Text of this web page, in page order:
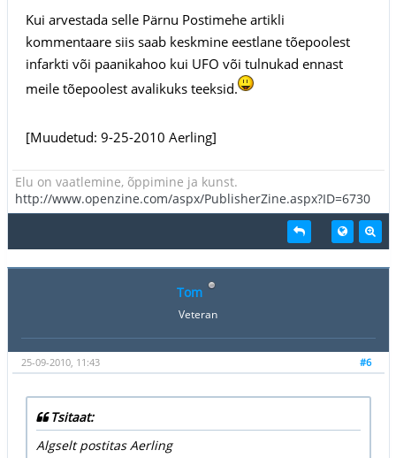
Kui arvestada selle Pärnu Postimehe artikli
kommentaare siis saab keskmine eestlane tõepoolest
infarkti või paanikahoo kui UFO või tulnukad ennast
meile tõepoolest avalikuks teeksid.
[Muudetud: 9-25-2010 Aerling]
Elu on vaatlemine, õppimine ja kunst.
http://www.openzine.com/aspx/PublisherZine.aspx?ID=6730
Tom
Veteran
#6
25-09-2010, 11:43
Tsitaat:
Algselt postitas Aerling